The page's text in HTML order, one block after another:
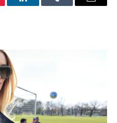
LinkedInTumblr Email